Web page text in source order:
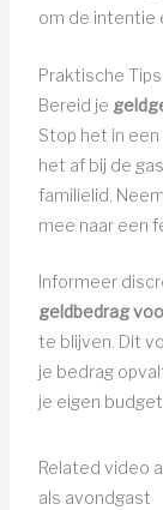
om de intentie
Praktische
Bereid je
Stop het in
het af bij de
familielid.
mee naar een
Informeer
geldbedrag
te blijven. Dit
je bedrag
je eigen
Related video
als avondgast